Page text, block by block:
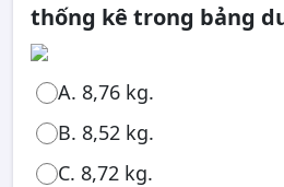
thống kê trong bảng
A. 8,76 kg.
B. 8,52 kg.
C. 8,72 kg.